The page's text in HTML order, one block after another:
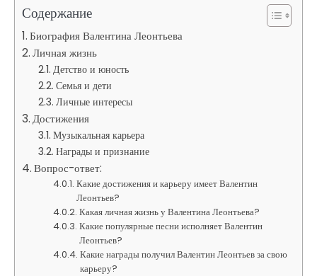
Содержание
Биография Валентина Леонтьева
Личная жизнь
Детство и юность
Семья и дети
Личные интересы
Достижения
Музыкальная карьера
Награды и признание
Вопрос-ответ:
Какие достижения и карьеру имеет Валентин
Леонтьев?
Какая личная жизнь у Валентина Леонтьева?
Какие популярные песни исполняет Валентин
Леонтьев?
Какие награды получил Валентин Леонтьев за свою
карьеру?